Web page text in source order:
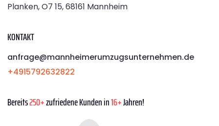
Planken, O7 15, 68161 Mannheim
KONTAKT
anfrage@mannheimerumzugsunternehmen.de
+4915792632822
Bereits250+zufriedene Kunden in16+Jahren!